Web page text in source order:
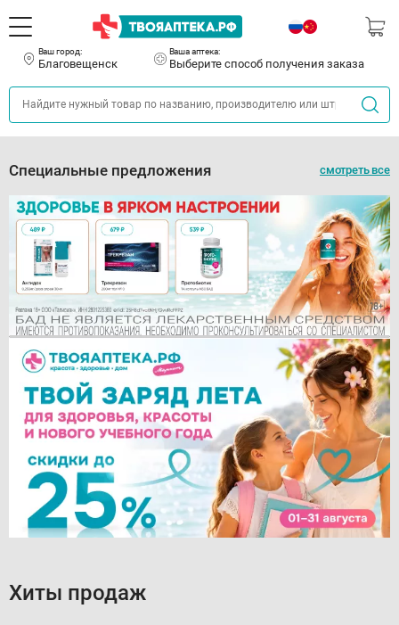
Ваш город:
Благовещенск
Ваша аптека:
Выберите способ получения заказа
Специальные предложения смотреть все
Хиты продаж